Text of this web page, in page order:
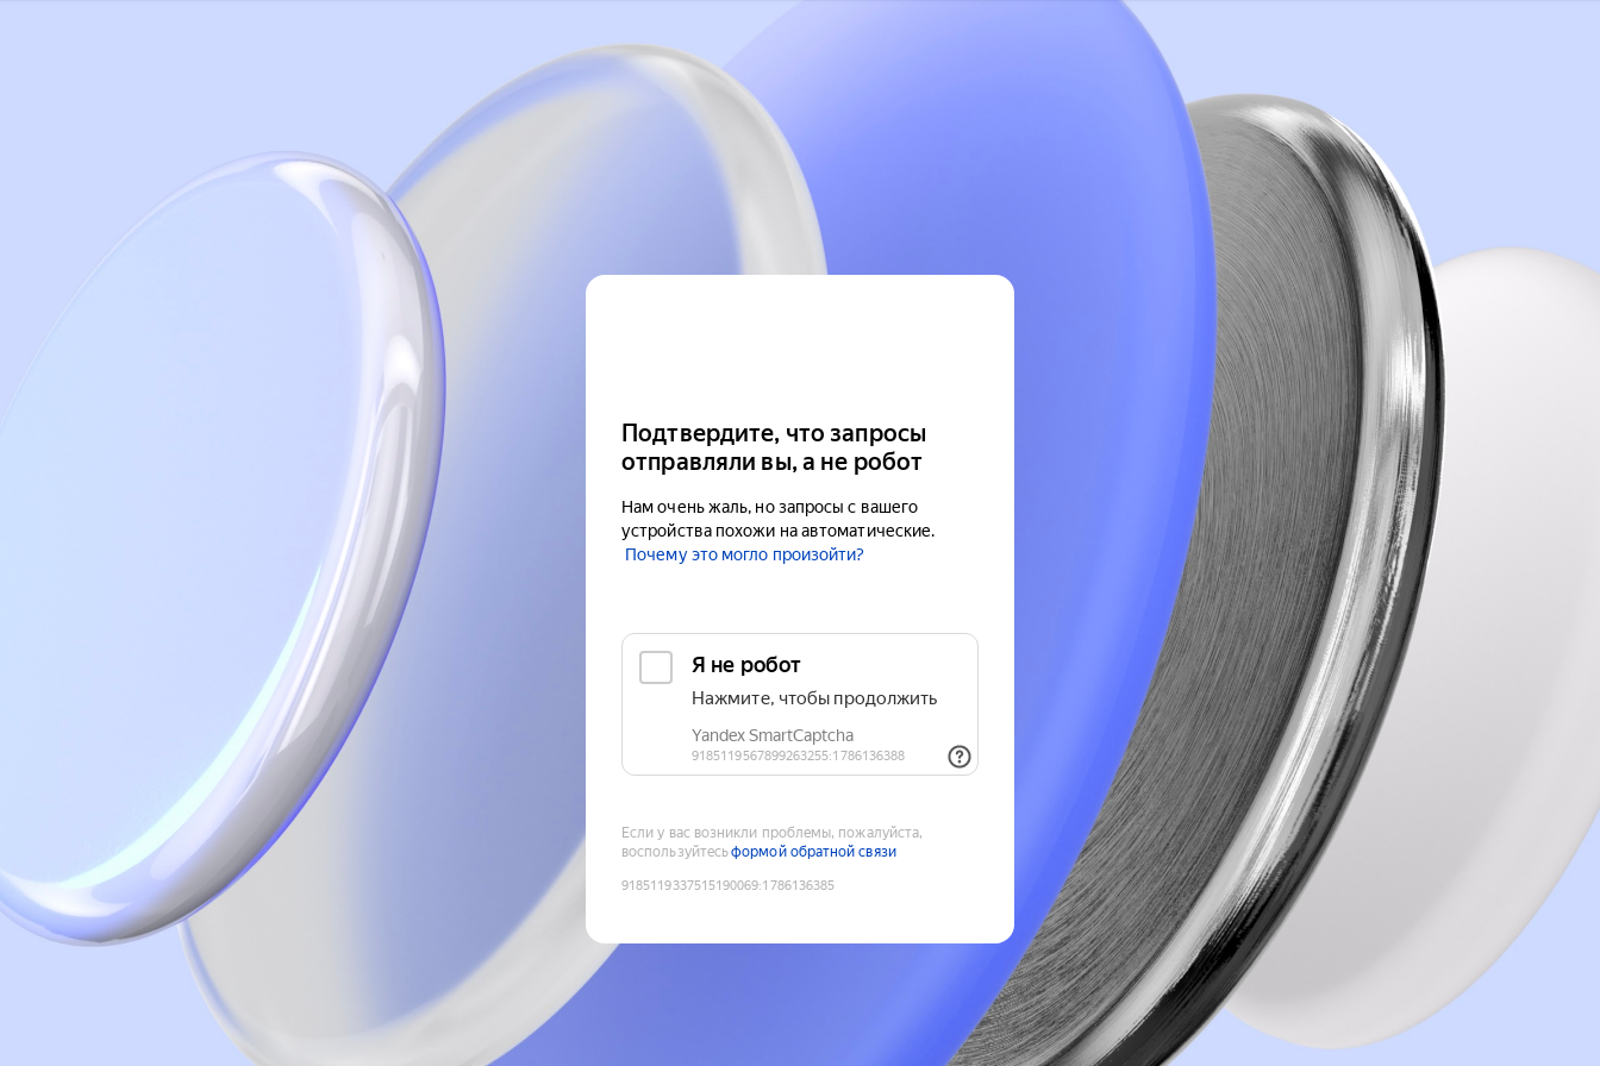
Подтвердите, что запросы
отправляли вы, а не робот
Нам очень жаль, но запросы с вашего
устройства похожи на автоматические.
Почему это могло произойти?
Если у вас возникли проблемы, пожалуйста,
воспользуйтесьформой обратной связи
9185119337515190069:1786136385